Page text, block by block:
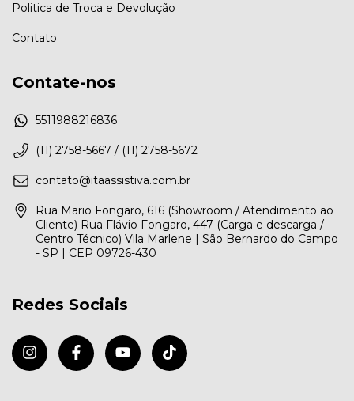
Politica de Troca e Devolução
Contato
Contate-nos
5511988216836
(11) 2758-5667 / (11) 2758-5672
contato@itaassistiva.com.br
Rua Mario Fongaro, 616 (Showroom / Atendimento ao
Cliente) Rua Flávio Fongaro, 447 (Carga e descarga /
Centro Técnico) Vila Marlene | São Bernardo do Campo
- SP | CEP 09726-430
Redes Sociais